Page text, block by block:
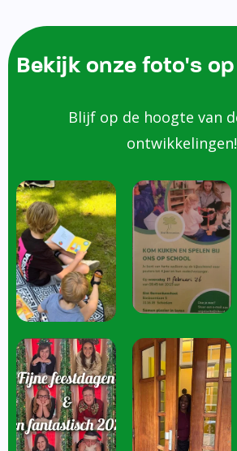
Bekijk onze foto's
Blijf op de hoogte van
ontwikkelingen!